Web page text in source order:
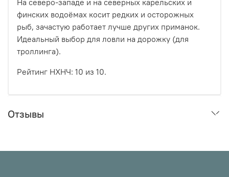
финских водоёмах косит редких и осторожных
рыб, зачастую работает лучше других приманок.
Идеальный выбор для ловли на дорожку (для
троллинга).
Рейтинг НХНЧ: 10 из 10.
Отзывы